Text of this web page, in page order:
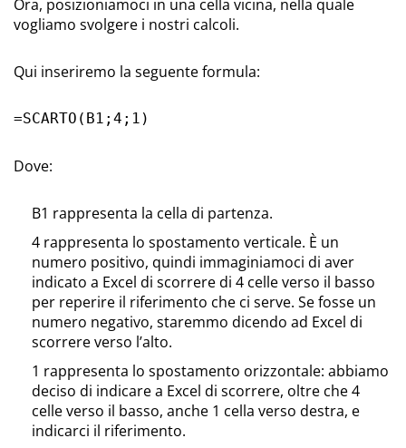
Ora, posizioniamoci in una cella vicina, nella quale
vogliamo svolgere i nostri calcoli.
Qui inseriremo la seguente formula:
=SCARTO(B1;4;1)
Dove:
B1 rappresenta la cella di partenza.
4 rappresenta lo spostamento verticale. È un
numero positivo, quindi immaginiamoci di aver
indicato a Excel di scorrere di 4 celle verso il basso
per reperire il riferimento che ci serve. Se fosse un
numero negativo, staremmo dicendo ad Excel di
scorrere verso l’alto.
1 rappresenta lo spostamento orizzontale: abbiamo
deciso di indicare a Excel di scorrere, oltre che 4
celle verso il basso, anche 1 cella verso destra, e
indicarci il riferimento.